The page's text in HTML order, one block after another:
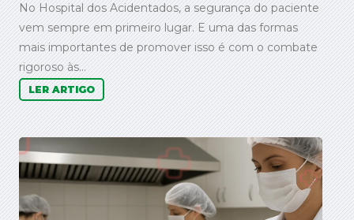
No Hospital dos Acidentados, a segurança do paciente
vem sempre em primeiro lugar. E uma das formas
mais importantes de promover isso é com o combate
rigoroso às...
LER ARTIGO